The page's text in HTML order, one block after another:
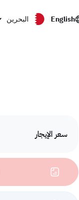
English البحرين
سعر الإيجار